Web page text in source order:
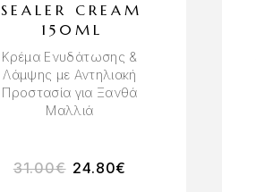
SEALER CREAM
150ML
Κρέμα Ενυδάτωσης &
Λάμψης με Αντηλιακή
Προστασία για Ξανθά
Μαλλιά
31.00€ 24.80€